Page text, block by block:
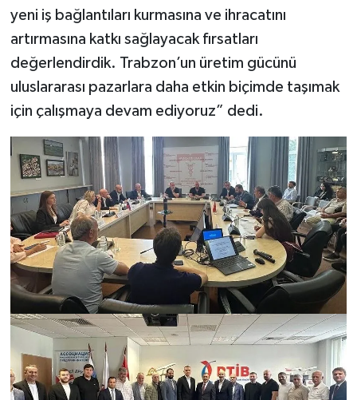
yeni iş bağlantıları kurmasına ve ihracatını
artırmasına katkı sağlayacak fırsatları
değerlendirdik. Trabzon’un üretim gücünü
uluslararası pazarlara daha etkin biçimde taşımak
için çalışmaya devam ediyoruz” dedi.